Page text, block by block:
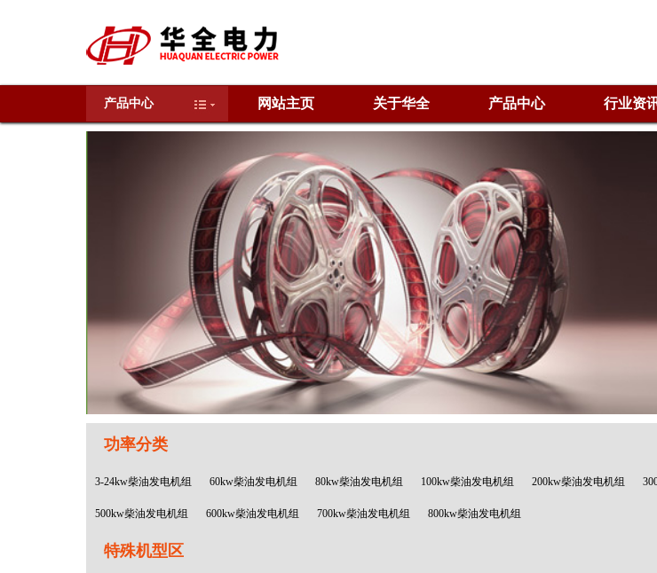
产品中心 网站主页 关于华全 产品中心 行业资
功率分类
3-24kw柴油发电机组 60kw柴油发电机组 80kw柴油发电机组 100kw柴油发电机组 200kw柴油发电机组
500kw柴油发电机组 600kw柴油发电机组 700kw柴油发电机组 800kw柴油发电机组
特殊机型区